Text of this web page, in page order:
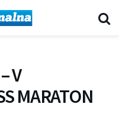
V
MARATON